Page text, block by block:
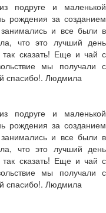
подруге и маленькой
рождения за созданием
и все были в
что это лучший день
сказать! Еще и чай с
мы получали с
спасибо!. Людмила
подруге и маленькой
рождения за созданием
и все были в
что это лучший день
сказать! Еще и чай с
мы получали с
спасибо!. Людмила